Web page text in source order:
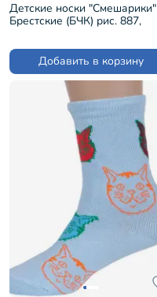
Детские носки "Смешарики"
Брестские (БЧК) рис. 887,
Добавить в корзину